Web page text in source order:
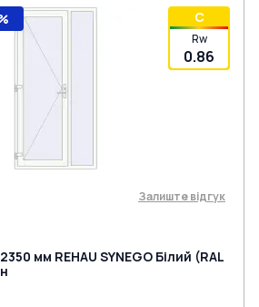
C
Rw
0.86
Залиште відгук
мм REHAU SYNEGO Білий (RAL